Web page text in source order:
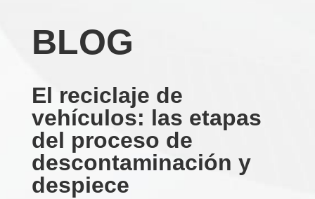
BLOG
El reciclaje de
vehículos: las etapas
del proceso de
descontaminación y
despiece